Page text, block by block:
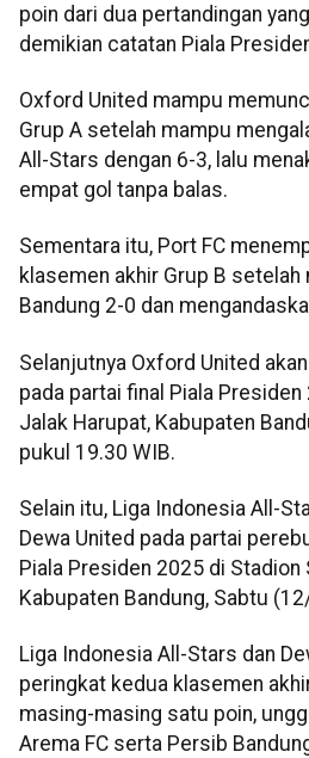
poin dari dua pertandingan
demikian catatan Piala
Oxford United mampu
Grup A setelah mampu
All-Stars dengan 6-3, lalu
empat gol tanpa balas.
Sementara itu, Port FC
klasemen akhir Grup B
Bandung 2-0 dan
Selanjutnya Oxford United
pada partai final Piala
Jalak Harupat, Kabupaten
pukul 19.30 WIB.
Selain itu, Liga Indonesia All-
Dewa United pada partai
Piala Presiden 2025 di Stadion
Kabupaten Bandung, Sabtu
Liga Indonesia All-Stars dan
peringkat kedua klasemen
masing-masing satu poin,
Arema FC serta Persib